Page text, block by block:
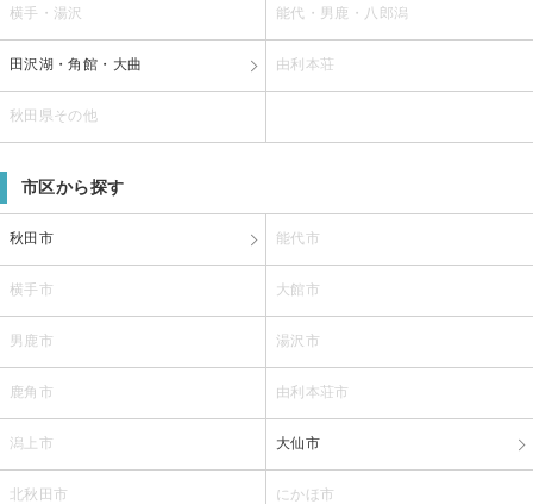
横手・湯沢 能代・男鹿・八郎潟
田沢湖・角館・大曲 由利本荘
秋田県その他
市区から探す
秋田市 能代市
横手市 大館市
男鹿市 湯沢市
鹿角市 由利本荘市
潟上市 大仙市
北秋田市 にかほ市